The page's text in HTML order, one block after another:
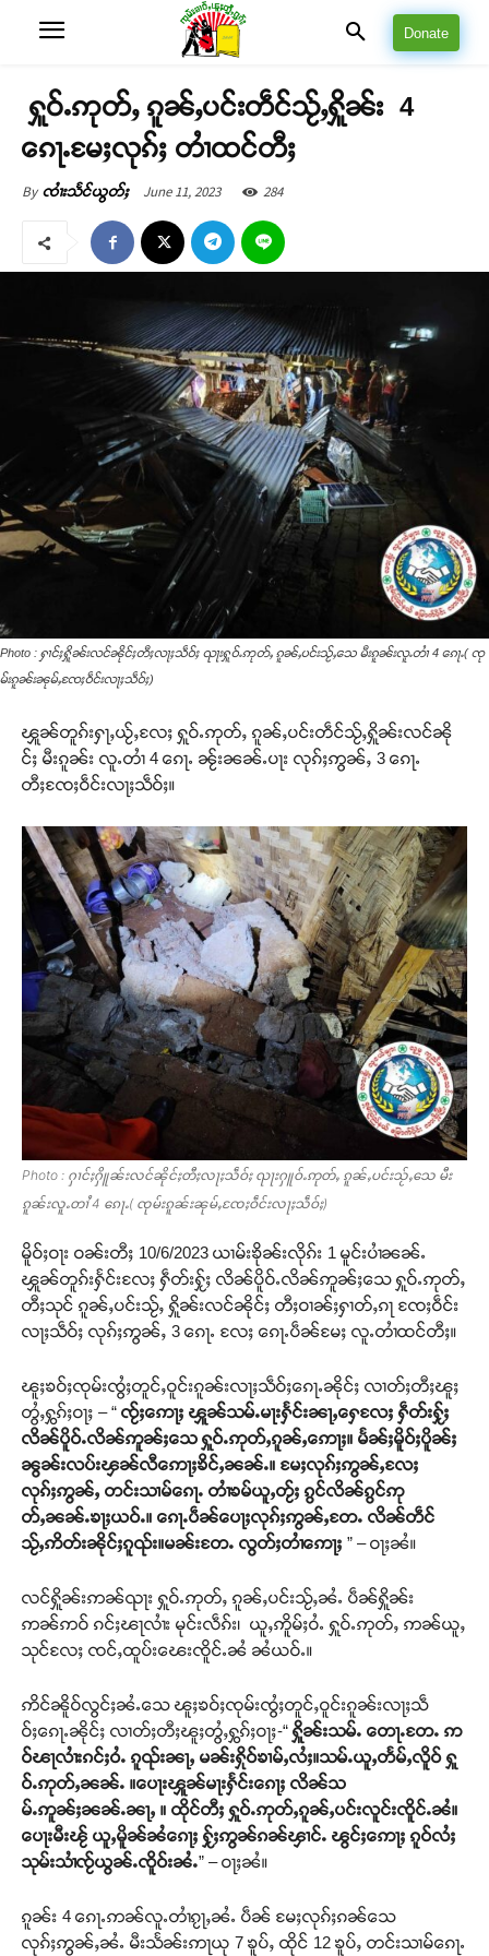
Donate
ႁူဝ်ႉဢုတ်ႇ ၵူၼ်ႇပင်းတဵင်သႂ်ႇႁိူၼ်း 4
ၵေႃႉမႄႈလုၵ်ႈ တၢႆထင်တီႈ
By ၸၢႆးသႅင်ယွတ်ႈ June 11, 2023 284
Photo : ႁၢင်ႈႁိူၼ်းလင်ၼိုင်ႈတီႈလႃႈသဵဝ်ႈ ၺႃးႁူဝ်ႉဢုတ်ႇ ၵူၼ်ႇပင်းသႂ်ႇသေ မီးၵူၼ်းလူႉတၢႆ 4 ၵေႃႉ( ၸု
မ်းၵူၼ်းၼုမ်ႇၸႄႈဝဵင်းလႃႈသဵဝ်ႈ)
ၾူၼ်တူၵ်းႁႃႇယႂ်ႇလႄႈ ႁူဝ်ႉဢုတ်ႇ ၵူၼ်ႇပင်းတဵင်သႂ်ႇႁိူၼ်းလင်ၼို
င်ႈ မီးၵူၼ်း လူႉတၢႆ 4 ၵေႃႉ ၼႂ်းၼၼ်ႉပႃး လုၵ်ႈဢွၼ်ႇ 3 ၵေႃႉ
တီႈၸႄႈဝဵင်းလႃႈသဵဝ်ႈ။
Photo : ႁၢင်ႈႁိူၼ်းလင်ၼိုင်ႈတီႈလႃႈသဵဝ်ႈ ၺႃးႁူဝ်ႉဢုတ်ႇ ၵူၼ်ႇပင်းသႂ်ႇသေ မီး
ၵူၼ်းလူႉတၢႆ 4 ၵေႃႉ( ၸုမ်းၵူၼ်းၼုမ်ႇၸႄႈဝဵင်းလႃႈသဵဝ်ႈ)
မိူဝ်ႈဝႃး ဝၼ်းတီႈ 10/6/2023 ယၢမ်းၶိုၼ်းလိုၵ်း 1 မူင်းပၢႆၼၼ်ႉ
ၾူၼ်တူၵ်းႁႅင်းလႄႈ ႁဵတ်းႁႂ်ႈ လိၼ်ပိူဝ်ႉလိၼ်ဢူၼ်ႈသေ ႁူဝ်ႉဢုတ်ႇ
တီႈသုင် ၵူၼ်ႇပင်းသႂ်ႇ ႁိူၼ်းလင်ၼိုင်ႈ တီႈဝၢၼ်ႈႁၢတ်ႇၵႃ ၸႄႈဝဵင်း
လႃႈသဵဝ်ႈ လုၵ်ႈဢွၼ်ႇ 3 ၵေႃႉ လႄႈ ၵေႃႉပဵၼ်မႄႈ လူႉတၢႆထင်တီႈ။
ၽူႈၶဝ်ႈၸုမ်းၸွႆႈတူင်ႇဝူင်းၵူၼ်းလႃႈသဵဝ်ႈၵေႃႉၼိုင်ႈ လၢတ်ႈတီႈၽူႈ
တွႆႇႁွၵ်ႈဝႃႈ – “ ၸႂ်ႈဢေႃႈ ၾူၼ်သမ်ႉမႃးႁႅင်းၼႃႇႁေလႄႈ ႁဵတ်းႁႂ်ႈ
လိၼ်ပိူဝ်ႉလိၼ်ဢူၼ်ႈသေ ႁူဝ်ႉဢုတ်ႇၵူၼ်ႇဢေႃႈ။ မႅၼ်ႈမိူဝ်ႈပိူၼ်ႈ
ၼွၼ်းလပ်းၾၼ်လီဢေႃႈၶိင်ႇၼၼ်ႉ။ မႄႈလုၵ်ႈဢွၼ်ႇလႄႈ
လုၵ်ႈဢွၼ်ႇ တင်းသၢမ်ၵေႃႉ တၢႆၶမ်ယူႇတႂ်ႈ ၵွင်လိၼ်ၵွင်ဢု
တ်ႇၼၼ်ႉၶႃႈယဝ်ႉ။ ၵေႃႉပဵၼ်ပေႃႈလုၵ်ႈဢွၼ်ႇတႄႉ လိၼ်တဵင်
သႂ်ႇဢိတ်းၼိုင်ႈၵူၺ်း။မၼ်းတႄႉ လွတ်ႈတၢႆဢေႃႈ ” – ဝႃႈၼႆ။
လင်ႁိူၼ်းဢၼ်ၺႃး ႁူဝ်ႉဢုတ်ႇ ၵူၼ်ႇပင်းသႂ်ႇၼႆႉ ပဵၼ်ႁိူၼ်း
ဢၼ်ဢဝ် ၵင်ႈၽႃလၢႆး မုင်းလဵၵ်း၊ ယူႇဢိူမ်ႈဝႆႉ ႁူဝ်ႉဢုတ်ႇ ဢၼ်ယူႇ
သုင်လႄႈ ၸင်ႇထူပ်းၽေးၸိူင်ႉၼႆ ၼႆယဝ်ႉ။
ဢိင်ၼိူဝ်လွင်ႈၼႆႉသေ ၽူႈၶဝ်ႈၸုမ်းၸွႆႈတူင်ႇဝူင်းၵူၼ်းလႃႈသဵ
ဝ်ႈၵေႃႉၼိုင်ႈ လၢတ်ႈတီႈၽူႈတွႆႇႁွၵ်ႈဝႃႈ-“ ႁိူၼ်းသမ်ႉ တေႃႉတႄႉ ဢ
ဝ်ၽႃလၢႆးၵင်ႈဝႆႉ ၵူၺ်းၼႃႇ မၼ်းႁိုဝ်ၶၢမ်ႇလႆႈ။သမ်ႉယူႇတႅမ်ႇလိူဝ် ႁူ
ဝ်ႉဢုတ်ႇၼၼ်ႉ ။ပေႃးၾူၼ်မႃးႁႅင်းၵေႃႈ လိၼ်သ
မ်ႉဢူၼ်ႈၼၼ်ႉၼႃႇ ။ ထိုင်တီႈ ႁူဝ်ႉဢုတ်ႇၵူၼ်ႇပင်းလူင်းၸိူင်ႉၼႆ။
ပေႃးမီးၽႂ် ယူႇမိူၼ်ၼႆၵေႃႈ ႁႂ်ႈဢွၼ်ၵၼ်ၾၢင်ႉ ၽွင်ႈဢေႃႈ ၵူဝ်လႆႈ
သုမ်းသၢႆၸႂ်ယွၼ်ႉၸိူဝ်းၼႆႉ” – ဝႃႈၼႆ။
ၵူၼ်း 4 ၵေႃႉဢၼ်လူႉတၢႆၵႂႃႇၼႆႉ ပဵၼ် မႄႈလုၵ်ႈၵၼ်သေ
လုၵ်ႈဢွၼ်ႇၼႆႉ မီးသႅၼ်းဢႃယု 7 ၶူပ်ႇ ထိုင် 12 ၶူပ်ႇ တင်းသၢမ်ၵေႃႉ